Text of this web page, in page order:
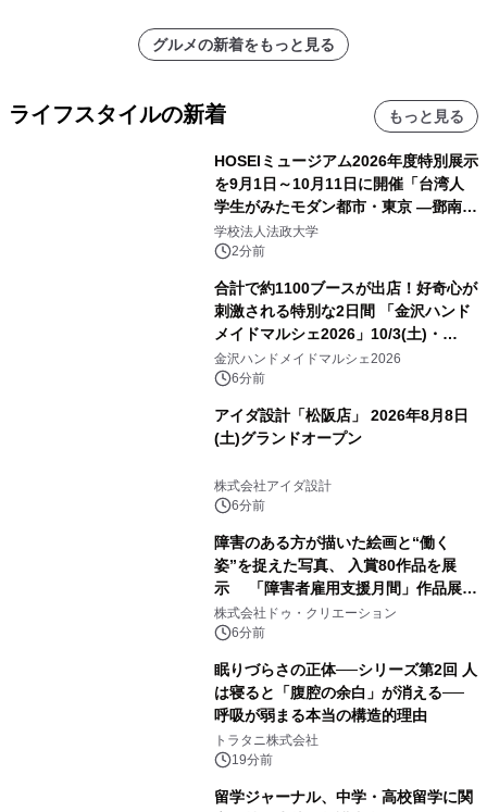
グルメの新着をもっと見る
ライフスタイルの新着 もっと見る
HOSEIミュージアム2026年度特別展示
を9月1日～10月11日に開催「台湾人
学生がみたモダン都市・東京 ―鄧南光
と法政大学の1930年代―」
学校法人法政大学
2分前
合計で約1100ブースが出店！好奇心が
刺激される特別な2日間 「金沢ハンド
メイドマルシェ2026」10/3(土)・
10/4(日)開催
金沢ハンドメイドマルシェ2026
6分前
アイダ設計「松阪店」 2026年8月8日
(土)グランドオープン
株式会社アイダ設計
6分前
障害のある方が描いた絵画と“働く
姿”を捉えた写真、 入賞80作品を展
示 「障害者雇用支援月間」作品展示
会を 東京・愛知で開催
株式会社ドゥ・クリエーション
6分前
眠りづらさの正体──シリーズ第2回 人
は寝ると「腹腔の余白」が消える──
呼吸が弱まる本当の構造的理由
トラタニ株式会社
19分前
留学ジャーナル、中学・高校留学に関